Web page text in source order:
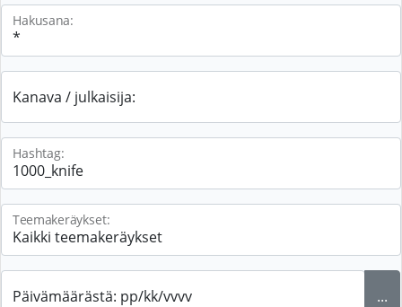
Hakusana:
Kanava / julkaisija:
Hashtag:
Teemakeräykset:
Päivämäärästä: pp/kk/vvvv ...